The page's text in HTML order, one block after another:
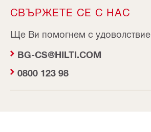
СВЪРЖЕТЕ СЕ С НАС
Ще Ви помогнем с удоволствие.
BG-CS@HILTI.COM
0800 123 98